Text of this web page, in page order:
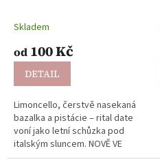
Skladem
od 100 Kč
DETAIL
Limoncello, čerstvě nasekaná
bazalka a pistácie – rital date
voní jako letní schůzka pod
italským sluncem. NOVĚ VE
SPREJI! Krémová, svěží a